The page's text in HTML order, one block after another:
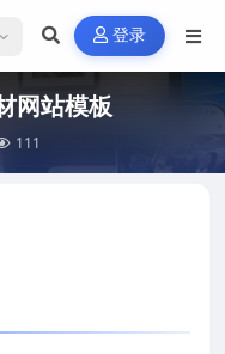
登录
网站模板
111